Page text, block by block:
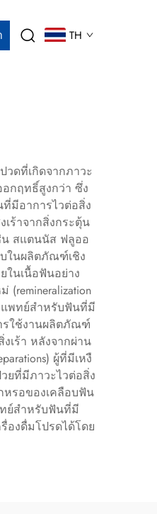
TH
ดที่เกิดจากภาวะ
กฤทธิ์สูงกว่า ซึ่ง
มีอาการไวต่อสิ่ง
ร้าจากสิ่งกระตุ้น
น สแตนนัส ฟลูออ
บในผลิตภัณฑ์เชิง
นเนื้อฟันอย่าง
(remineralization
แพทย์สำหรับฟันที่มี
รใช้งานผลิตภัณฑ์
เร้า หลังจากผ่าน
ผู้ที่มีเหงื
ยที่มีภาวะไวต่อสิ่ง
หรอของเคลือบฟัน
ย์สำหรับฟันที่มี
องดื่มโปรดได้โดย